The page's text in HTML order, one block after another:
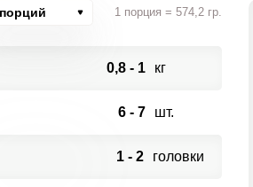
1 порция = 574,2 гр.
0,8 - 1 кг
6 - 7 шт.
1 - 2 головки